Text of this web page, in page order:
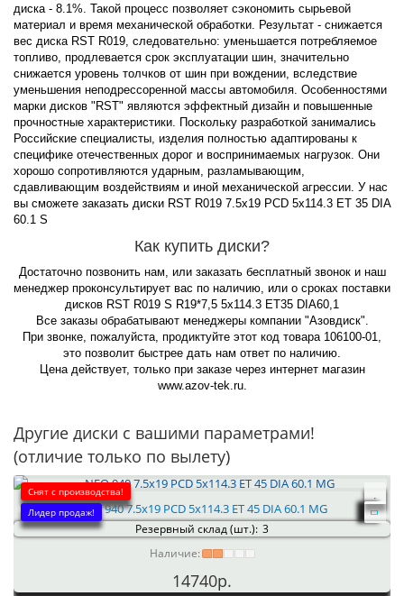
диска - 8.1%. Такой процесс позволяет сэкономить сырьевой
материал и время механической обработки. Результат - снижается
вес диска RST R019, следовательно: уменьшается потребляемое
топливо, продлевается срок эксплуатации шин, значительно
снижается уровень толчков от шин при вождении, вследствие
уменьшения неподрессоренной массы автомобиля. Особенностями
марки дисков "RST" являются эффектный дизайн и повышенные
прочностные характеристики. Поскольку разработкой занимались
Российские специалисты, изделия полностью адаптированы к
специфике отечественных дорог и воспринимаемых нагрузок. Они
хорошо сопротивляются ударным, разламывающим,
сдавливающим воздействиям и иной механической агрессии. У нас
вы сможете заказать диски RST R019 7.5x19 PCD 5x114.3 ET 35 DIA
60.1 S
Как купить диски?
Достаточно позвонить нам, или заказать бесплатный звонок и наш
менеджер проконсультирует вас по наличию, или о сроках поставки
дисков RST R019 S R19*7,5 5x114.3 ET35 DIA60,1
Все заказы обрабатывают менеджеры компании "Азовдиск".
При звонке, пожалуйста, продиктуйте этот код товара 106100-01,
это позволит быстрее дать нам ответ по наличию.
Цена действует, только при заказе через интернет магазин
www.azov-tek.ru.
Другие диски с вашими параметрами!
(отличие только по вылету)
Снят с производства!
Лидер продаж!NEO 940 7.5x19 PCD 5x114.3 ET 45 DIA 60.1 MG
Резервный склад (шт.): 3
Наличие:
14740р.